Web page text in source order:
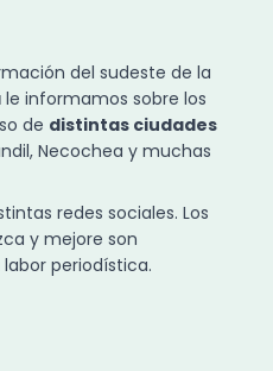
del sudeste de la
le informamos sobre los
de distintas ciudades
Necochea y muchas
redes sociales. Los
y mejore son
periodística.